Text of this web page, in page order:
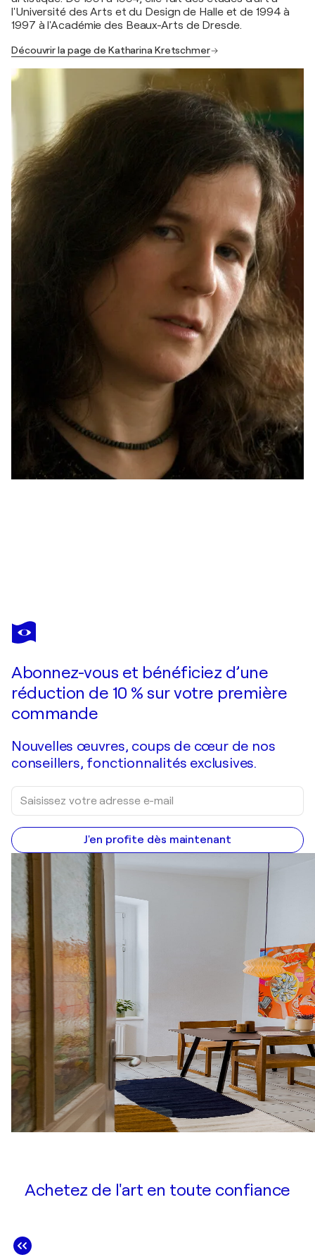
l'Université des Arts et du Design de Halle et de 1994 à
1997 à l'Académie des Beaux-Arts de Dresde.
Découvrir la page de Katharina Kretschmer
KATHARINA KRETSCHMER
Lulu mit Hut, Urheberrecht Katharina Kretschmer
Abonnez-vous et bénéficiez d’une
réduction de 10 % sur votre première
commande
Nouvelles œuvres, coups de cœur de nos
conseillers, fonctionnalités exclusives.
J'en profite dès maintenant
Achetez de l'art en toute confiance